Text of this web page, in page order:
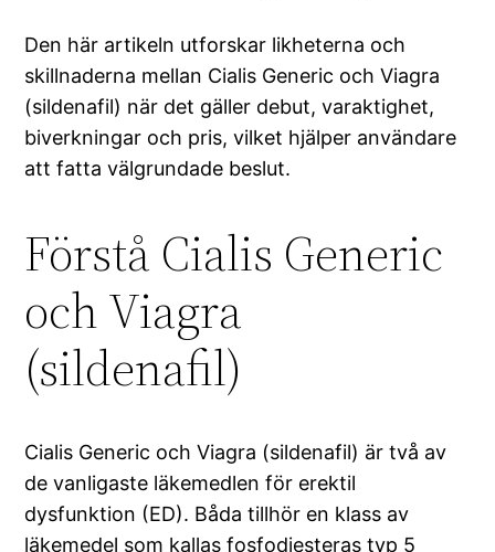
Den här artikeln utforskar likheterna och
skillnaderna mellan Cialis Generic och Viagra
(sildenafil) när det gäller debut, varaktighet,
biverkningar och pris, vilket hjälper användare
att fatta välgrundade beslut.
Förstå Cialis Generic
och Viagra
(sildenafil)
Cialis Generic och Viagra (sildenafil) är två av
de vanligaste läkemedlen för erektil
dysfunktion (ED). Båda tillhör en klass av
läkemedel som kallas fosfodiesteras typ 5